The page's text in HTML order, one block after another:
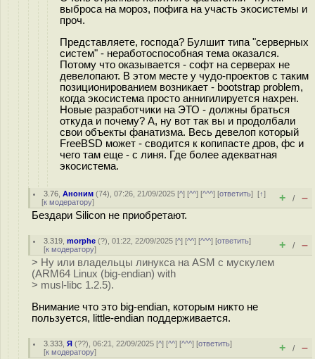
выброса на мороз, пофига на участь экосистемы и
проч.
Представляете, господа? Булшит типа "серверных
систем" - неработоспособная тема оказался.
Потому что оказывается - софт на серверах не
девелопают. В этом месте у чудо-проектов с таким
позиционированием возникает - bootstrap problem,
когда экосистема просто аннигилируется нахрен.
Новые разработчики на ЭТО - должны браться
откуда и почему? А, ну вот так вы и продолбали
свои объекты фанатизма. Весь девелоп который
FreeBSD может - сводится к копипасте дров, фс и
чего там еще - с линя. Где более адекватная
экосистема.
3.76 ,Аноним (74), 07:26, 21/09/2025 [^] [^^] [^^^] [ответить][↑]
[к модератору] + / –
Бездари Silicon не приобретают.
3.319 ,morphe (?), 01:22, 22/09/2025 [^] [^^] [^^^] [ответить]
[к модератору] + / –
> Ну или владельцы линукса на ASM с мускулем
(ARM64 Linux (big-endian) with
> musl-libc 1.2.5).
Внимание что это big-endian, которым никто не
пользуется, little-endian поддерживается.
3.333 ,Я (??), 06:21, 22/09/2025 [^] [^^] [^^^] [ответить]
[к модератору] + / –